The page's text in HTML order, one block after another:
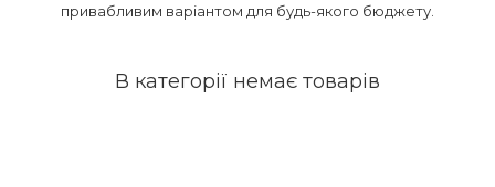
привабливим варіантом для будь-якого бюджету.
В категорії немає товарів